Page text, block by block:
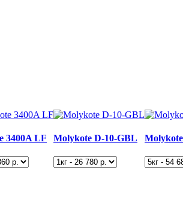
3400A LF Molykote D-10-GBL